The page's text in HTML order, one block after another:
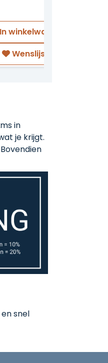
winkelwagen
Wenslijst
in
je krijgt.
snel